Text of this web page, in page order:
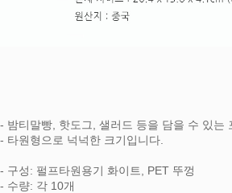
- 밤티말빵, 핫도그, 샐러드 등을 담을 수 있는
- 타원형으로 넉넉한 크기입니다.
- 구성: 펄프타원용기 화이트, PET 뚜껑
- 수량: 각 10개